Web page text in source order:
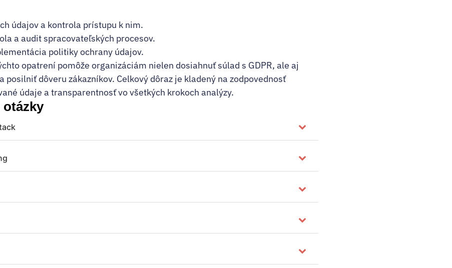
údajov a kontrola prístupu k nim.
a audit spracovateľských procesov.
politiky ochrany údajov.
opatrení pomôže organizáciám nielen dosiahnuť súlad s GDPR, ale aj
posilniť dôveru zákazníkov. Celkový dôraz je kladený na zodpovednosť
údaje a transparentnosť vo všetkých krokoch analýzy.
otázky